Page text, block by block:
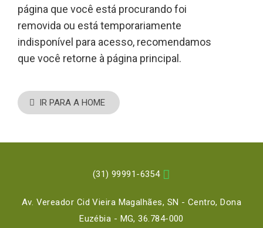
página que você está procurando foi
removida ou está temporariamente
indisponível para acesso, recomendamos
que você retorne à página principal.
 IR PARA A HOME
(31) 99991-6354 
Av. Vereador Cid Vieira Magalhães, SN - Centro, Dona
Euzébia - MG, 36.784-000